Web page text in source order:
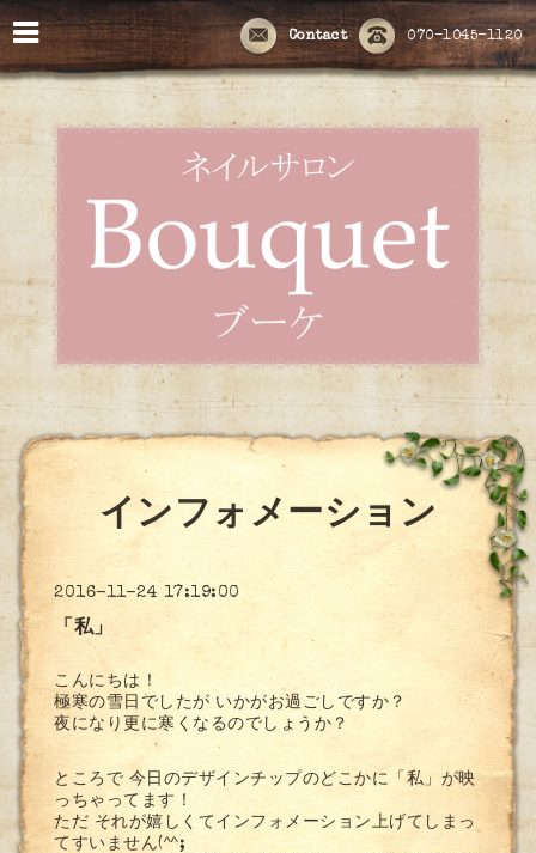
070-1045-1120
Contact
インフォメーション
2016-11-24 17:19:00
「私」
こんにちは！
極寒の雪日でしたが いかがお過ごしですか？
夜になり更に寒くなるのでしょうか？
ところで 今日のデザインチップのどこかに「私」が映
っちゃってます！
ただ それが嬉しくてインフォメーション上げてしまっ
てすいません(^^;